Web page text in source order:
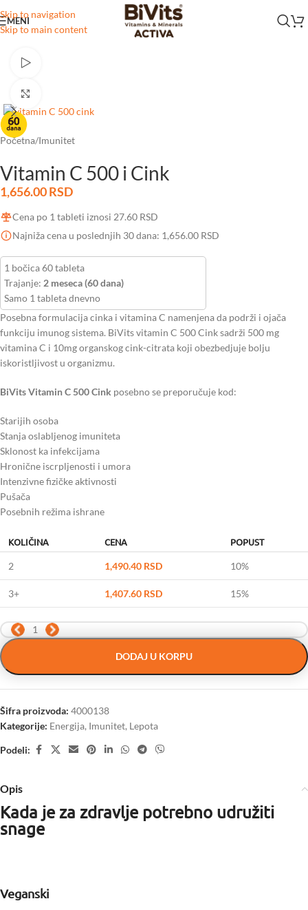
Skip to navigation
Skip to main content
MENI
Početna/Imunitet
Vitamin C 500 i Cink
1,656.00RSD
Cena po 1 tableti iznosi 27.60 RSD
Najniža cena u poslednjih 30 dana: 1,656.00 RSD
1 bočica 60 tableta
Trajanje: 2 meseca (60 dana)
Samo 1 tableta dnevno
Posebna formulacija cinka i vitamina C namenjena da podrži i ojača
funkciju imunog sistema. BiVits vitamin C 500 Cink sadrži 500 mg
vitamina C i 10mg organskog cink-citrata koji obezbedjuje bolju
iskoristljivost u organizmu.
BiVits Vitamin C 500 Cink posebno se preporučuje kod:
Starijih osoba
Stanja oslabljenog imuniteta
Sklonost ka infekcijama
Hronične iscrpljenosti i umora
Intenzivne fizičke aktivnosti
Pušača
Posebnih režima ishrane
KOLIČINA CENA POPUST
2 1,490.40 RSD 10%
3+ 1,407.60 RSD 15%
DODAJ U KORPU
Šifra proizvoda: 4000138
Kategorije: Energija, Imunitet, Lepota
Podeli:
Opis
Kada je za zdravlje potrebno udružiti
snage
Veganski